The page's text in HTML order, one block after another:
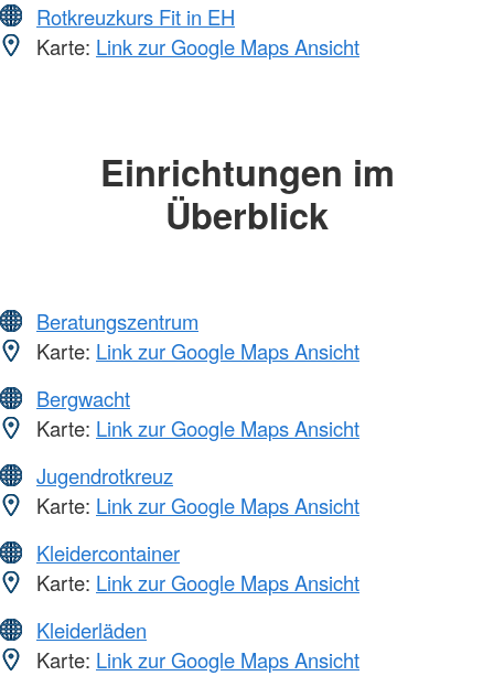
Rotkreuzkurs Fit in EH
Karte: Link zur Google Maps Ansicht
Einrichtungen im
Überblick
Beratungszentrum
Karte: Link zur Google Maps Ansicht
Bergwacht
Karte: Link zur Google Maps Ansicht
Jugendrotkreuz
Karte: Link zur Google Maps Ansicht
Kleidercontainer
Karte: Link zur Google Maps Ansicht
Kleiderläden
Karte: Link zur Google Maps Ansicht